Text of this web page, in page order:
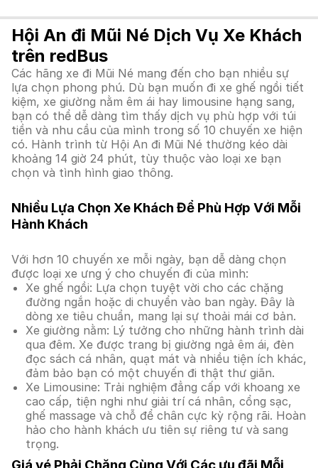
Hội An đi Mũi Né Dịch Vụ Xe Khách
trên redBus
Các hãng xe đi Mũi Né mang đến cho bạn nhiều sự
lựa chọn phong phú. Dù bạn muốn đi xe ghế ngồi tiết
kiệm, xe giường nằm êm ái hay limousine hạng sang,
bạn có thể dễ dàng tìm thấy dịch vụ phù hợp với túi
tiền và nhu cầu của mình trong số 10 chuyến xe hiện
có. Hành trình từ Hội An đi Mũi Né thường kéo dài
khoảng 14 giờ 24 phút, tùy thuộc vào loại xe bạn
chọn và tình hình giao thông.
Nhiều Lựa Chọn Xe Khách Để Phù Hợp Với Mỗi
Hành Khách
Với hơn 10 chuyến xe mỗi ngày, bạn dễ dàng chọn
được loại xe ưng ý cho chuyến đi của mình:
Xe ghế ngồi: Lựa chọn tuyệt vời cho các chặng
đường ngắn hoặc di chuyển vào ban ngày. Đây là
dòng xe tiêu chuẩn, mang lại sự thoải mái cơ bản.
Xe giường nằm: Lý tưởng cho những hành trình dài
qua đêm. Xe được trang bị giường ngả êm ái, đèn
đọc sách cá nhân, quạt mát và nhiều tiện ích khác,
đảm bảo bạn có một chuyến đi thật thư giãn.
Xe Limousine: Trải nghiệm đẳng cấp với khoang xe
cao cấp, tiện nghi như giải trí cá nhân, cổng sạc,
ghế massage và chỗ để chân cực kỳ rộng rãi. Hoàn
hảo cho hành khách ưu tiên sự riêng tư và sang
trọng.